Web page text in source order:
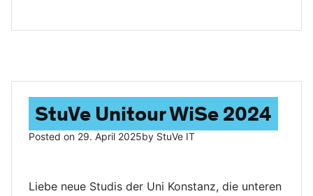
StuVe Unitour WiSe 2024
Posted on 29. April 2025by StuVe IT
Liebe neue Studis der Uni Konstanz, die unteren